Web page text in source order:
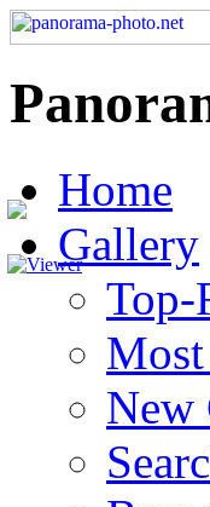
Home
Gallery
Top-
Most
New